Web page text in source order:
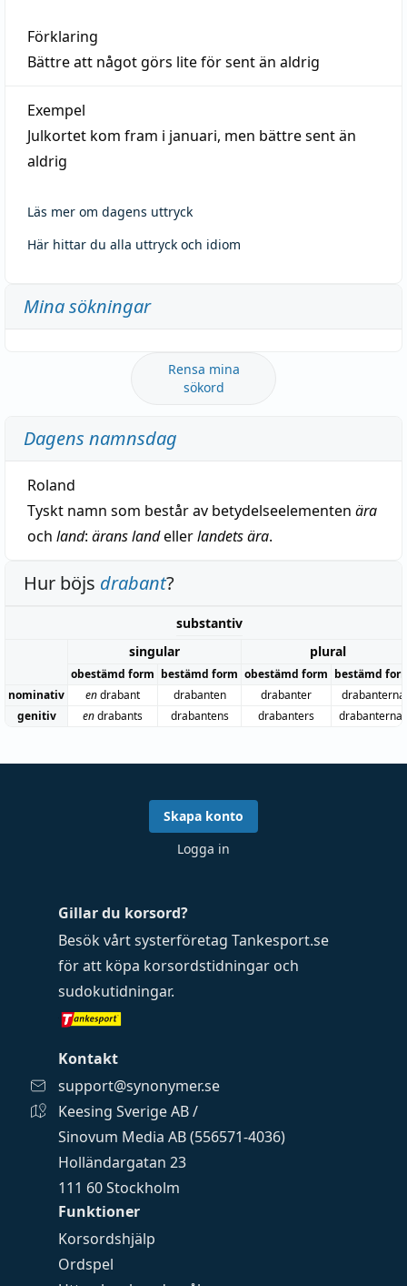
Förklaring
Bättre att något görs lite för sent än aldrig
Exempel
Julkortet kom fram i januari, men bättre sent än
aldrig
Läs mer om dagens uttryck
Här hittar du alla uttryck och idiom
Mina sökningar
Rensa mina
sökord
Dagens namnsdag
Roland
Tyskt namn som består av betydelseelementen ära
och land: ärans landellerlandets ära.
Hur böjs drabant?
substantiv
singular
plural
obestämd form bestämd form obestämd form bestämd
nominativ
endrabant drabanten drabanter
drabanterna
genitiv
endrabants drabantens drabanters drabanternas
Funktioner
Korsordshjälp
Ordspel
Gillar du korsord?
Besök vårt systerföretag Tankesport.se
för att köpa korsordstidningar och
sudokutidningar.
Kontakt
support@synonymer.se
Keesing Sverige AB /
Sinovum Media AB (556571-4036)
Holländargatan 23
111 60 Stockholm
Skapa konto
Logga in